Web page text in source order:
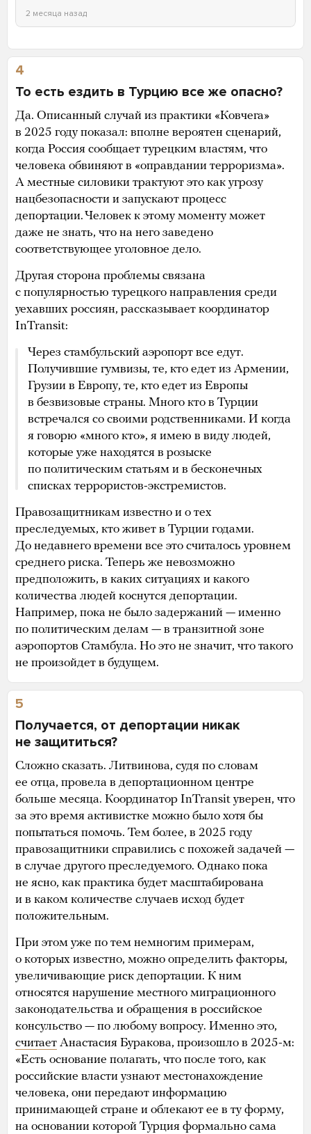
2 месяца назад
4
То есть ездить в Турцию все же опасно?
Да. Описанный случай из практики «Ковчега»
в 2025 году показал: вполне вероятен сценарий,
когда Россия сообщает турецким властям, что
человека обвиняют в «оправдании терроризма».
А местные силовики трактуют это как угрозу
нацбезопасности и запускают процесс
депортации. Человек к этому моменту может
даже не знать, что на него заведено
соответствующее уголовное дело.
Другая сторона проблемы связана
с популярностью турецкого направления среди
уехавших россиян, рассказывает координатор
InTransit:
Через стамбульский аэропорт все едут.
Получившие гумвизы, те, кто едет из Армении,
Грузии в Европу, те, кто едет из Европы
в безвизовые страны. Много кто в Турции
встречался со своими родственниками. И когда
я говорю «много кто», я имею в виду людей,
которые уже находятся в розыске
по политическим статьям и в бесконечных
списках террористов-экстремистов.
Правозащитникам известно и о тех
преследуемых, кто живет в Турции годами.
До недавнего времени все это считалось уровнем
среднего риска. Теперь же невозможно
предположить, в каких ситуациях и какого
количества людей коснутся депортации.
Например, пока не было задержаний — именно
по политическим делам — в транзитной зоне
аэропортов Стамбула. Но это не значит, что такого
не произойдет в будущем.
5
Получается, от депортации никак
не защититься?
Сложно сказать. Литвинова, судя по словам
ее отца, провела в депортационном центре
больше месяца. Координатор InTransit уверен, что
за это время активистке можно было хотя бы
попытаться помочь. Тем более, в 2025 году
правозащитники справились с похожей задачей —
в случае другого преследуемого. Однако пока
не ясно, как практика будет масштабирована
и в каком количестве случаев исход будет
положительным.
При этом уже по тем немногим примерам,
о которых известно, можно определить факторы,
увеличивающие риск депортации. К ним
относятся нарушение местного миграционного
законодательства и обращения в российское
консульство — по любому вопросу. Именно это,
считает Анастасия Буракова, произошло в 2025-м:
«Есть основание полагать, что после того, как
российские власти узнают местонахождение
человека, они передают информацию
принимающей стране и облекают ее в ту форму,
на основании которой Турция формально сама